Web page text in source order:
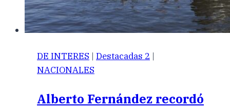
DE INTERES | Destacadas 2 |
NACIONALES
Alberto Fernández recordó